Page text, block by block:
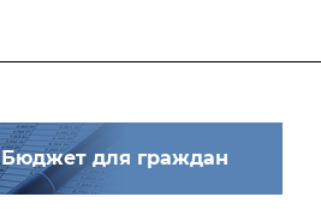
Бюджет для граждан